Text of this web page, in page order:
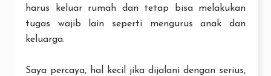
harus keluar rumah dan tetap bisa melakukan
tugas wajib lain seperti mengurus anak dan
keluarga.
Saya percaya, hal kecil jika dijalani dengan serius,